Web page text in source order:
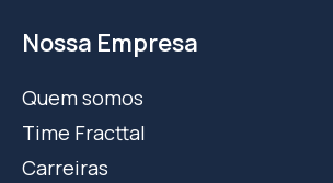
Nossa Empresa
Quem somos
Time Fracttal
Carreiras